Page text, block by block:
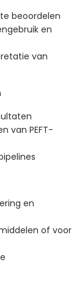
beoordelen
en
van
van PEFT-
en
of voor